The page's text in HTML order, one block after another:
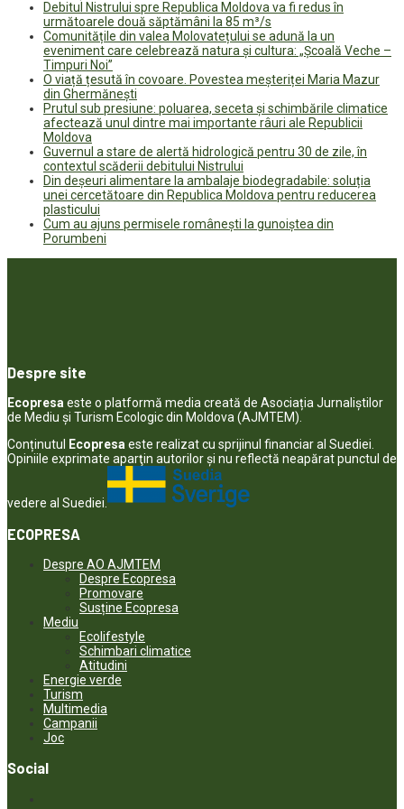
Debitul Nistrului spre Republica Moldova va fi redus în
următoarele două săptămâni la 85 m³/s
Comunitățile din valea Molovatețului se adună la un
eveniment care celebrează natura și cultura: „Școală Veche –
Timpuri Noi”
O viață țesută în covoare. Povestea meșteriței Maria Mazur
din Ghermănești
Prutul sub presiune: poluarea, seceta și schimbările climatice
afectează unul dintre mai importante râuri ale Republicii
Moldova
Guvernul a stare de alertă hidrologică pentru 30 de zile, în
contextul scăderii debitului Nistrului
Din deșeuri alimentare la ambalaje biodegradabile: soluția
unei cercetătoare din Republica Moldova pentru reducerea
plasticului
Cum au ajuns permisele românești la gunoiștea din
Porumbeni
Despre site
Ecopresa este o platformă media creată de Asociația Jurnaliștilor
de Mediu și Turism Ecologic din Moldova (AJMTEM).
Conținutul
Ecopresa este realizat cu sprijinul financiar al Suediei.
Opiniile exprimate aparţin autorilor şi nu reflectă neapărat punctul de
vedere al Suediei.
ECOPRESA
Despre AO AJMTEM
Despre Ecopresa
Promovare
Susține Ecopresa
Mediu
Ecolifestyle
Schimbari climatice
Atitudini
Energie verde
Turism
Multimedia
Campanii
Joc
Social